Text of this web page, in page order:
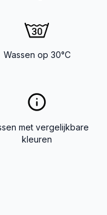
Wassen op 30°C
met vergelijkbare
kleuren